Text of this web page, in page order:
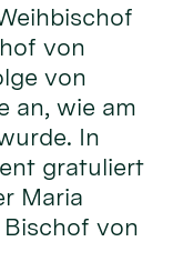
von
von
an, wie am
In
gratuliert
Maria
Bischof von